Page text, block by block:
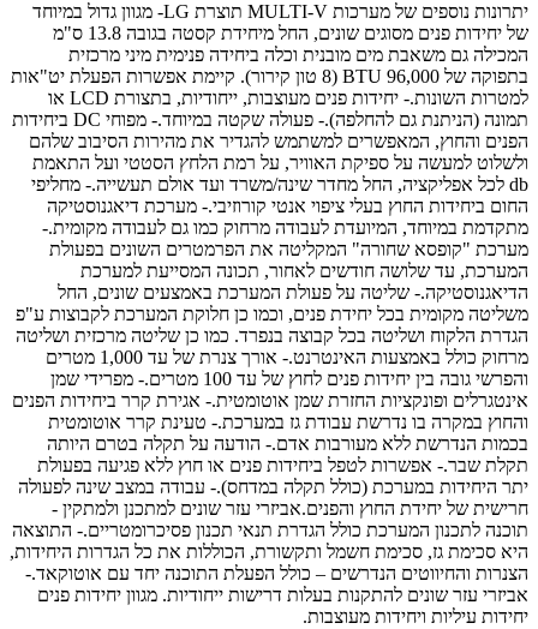
יתרונות נוספים של מערכות MULTI-V תוצרת LG- מגוון גדול במיוחד
של יחידות פנים מסוגים שונים, החל מיחידת קסטה בגובה 13.8 ס"מ
המכילה גם משאבת מים מובנית וכלה ביחידה פנימית מיני מרכזית
בתפוקה של 96,000 BTU (8 טון קירור). קיימת אפשרות הפעלת יט"אות
למטרות השונות.- יחידות פנים מעוצבות, ייחודיות, בתצורת LCD או
תמונה (הניתנת גם להחלפה).- פעולה שקטה במיוחד.- מפוחי DC ביחידות
הפנים והחוץ, המאפשרים למשתמש להגדיר את מהירות הסיבוב שלהם
ולשלוט למעשה על ספיקת האוויר, על רמת הלחץ הסטטי ועל התאמת
db לכל אפליקציה, החל מחדר שינה/משרד ועד אולם תעשייה.- מחליפי
החום ביחידות החוץ בעלי ציפוי אנטי קורוזיבי.- מערכת דיאגנוסטיקה
מתקדמת במיוחד, המיועדת לעבודה מרחוק כמו גם לעבודה מקומית.-
מערכת "קופסא שחורה" המקליטה את הפרמטרים השונים בפעולת
המערכת, עד שלושה חודשים לאחור, תכונה המסייעת למערכת
הדיאגנוסטיקה.- שליטה על פעולת המערכת באמצעים שונים, החל
משליטה מקומית בכל יחידת פנים, וכמו כן חלוקת המערכת לקבוצות ע"פ
הגדרת הלקוח ושליטה בכל קבוצה בנפרד. כמו כן שליטה מרכזית ושליטה
מרחוק כולל באמצעות האינטרנט.- אורך צנרת של עד 1,000 מטרים
והפרשי גובה בין יחידות פנים לחוץ של עד 100 מטרים.- מפרידי שמן
אינטגרלים ופונקציות החזרת שמן אוטומטית.- אגירת קרר ביחידות הפנים
והחוץ במקרה בו נדרשת עבודת גז במערכת.- טעינת קרר אוטומטית
בכמות הנדרשת ללא מעורבות אדם.- הודעה על תקלה בטרם היותה
תקלת שבר.- אפשרות לטפל ביחידות פנים או חוץ ללא פגיעה בפעולת
יתר היחידות במערכת (כולל תקלה במדחס).- עבודה במצב שינה לפעולה
חרישית של יחידת החוץ והפנים.אביזרי עזר שונים למתכנן ולמתקין -
תוכנה לתכנון המערכת כולל הגדרת תנאי תכנון פסיכרומטריים.- התוצאה
היא סכימת גז, סכימת חשמל ותקשורת, הכוללות את כל הגדרות היחידות,
הצנרות והחיווטים הנדרשים – כולל הפעלת התוכנה יחד עם אוטוקאד.-
אביזרי עזר שונים להתקנות בעלות דרישות ייחודיות. מגוון יחידות פנים
יחידות עיליות ויחידות מעוצבות.